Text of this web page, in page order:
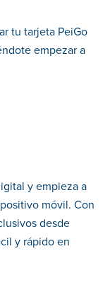
tu tarjeta PeiGo
empezar a
y empieza a
móvil. Con
desde
y rápido en